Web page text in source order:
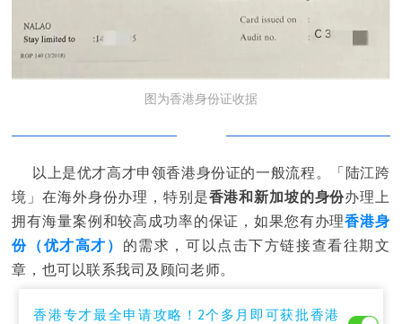
图为香港身份证收据
以上是优才高才申领香港身份证的一般流程。
「陆江跨
境」在海外身份办理，特别是香港和新加坡的身份办理上
拥有海量案例和较高成功率的保证，如果您有办理香港身
份（优才高才） 的需求，可以点击下方链接查看往期文
章，也可以联系我司及顾问老师。
香港专才最全申请攻略！2个多月即可获批香港